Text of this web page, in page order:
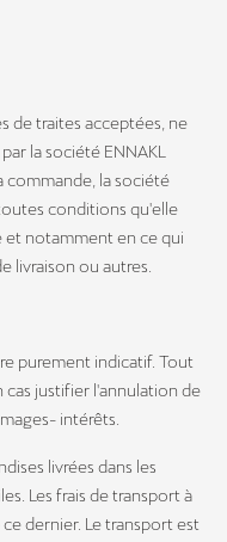
de traites acceptées, ne
la société ENNAKL
commande, la société
conditions qu'elle
et notamment en ce qui
livraison ou autres.
purement indicatif. Tout
cas justifier l'annulation de
intérêts.
livrées dans les
Les frais de transport à
dernier. Le transport est